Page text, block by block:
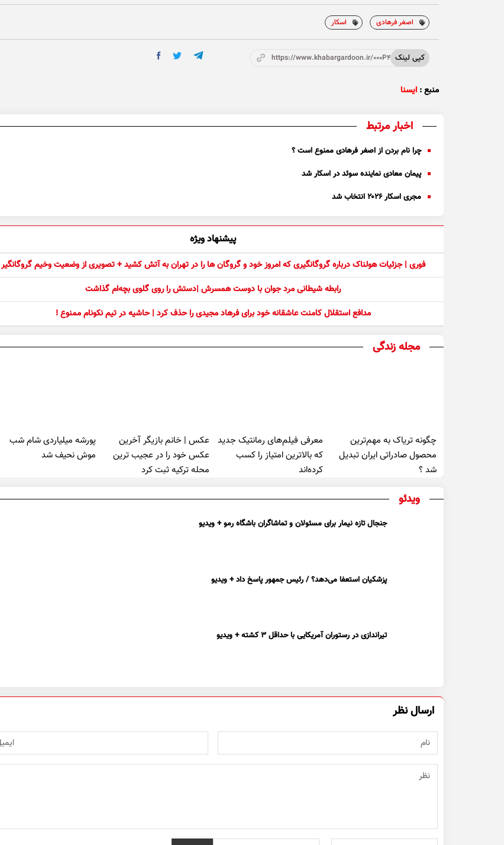
اصغر فرهادی اسکار
کپی لینکhttps://www.khabargardoon.ir/000P4p
منبع : ایسنا
اخبار مرتبط
چرا نام بردن از اصغر فرهادی ممنوع است ؟
پیمان معادی نماینده سوئد در اسکار شد
مجری اسکار ۲۰۲۶ انتخاب شد
پیشنهاد ویژه
فوری | جزئیات هولناک درباره گروگانگیری که امروز خود و گروگان ها را در تهران به آتش کشید + تصویری از وضعیت وخیم گروگانگیر
رابطه شیطانی مرد جوان با دوست همسرش |دستش را روی گلوی بچه‌ام گذاشت
مدافع استقلال کامنت عاشقانه خود برای فرهاد مجیدی را حذف کرد | حاشیه در تیم نکونام ممنوع !
مجله زندگی
چگونه تریاک به مهم‌ترین
محصول صادراتی ایران تبدیل
شد ؟
معرفی فیلم‌های رمانتیک جدید
که بالاترین امتیاز را کسب
کرده‌اند
عکس | خانم بازیگر آخرین
عکس خود را در عجیب ترین
محله ترکیه ثبت کرد
پورشه میلیاردی شام شب
موش‌ نحیف شد
ویدئو
جنجال تازه نیمار برای مسئولان و تماشاگران باشگاه رمو + ویدیو
پزشکیان استعفا می‌دهد؟ / رئیس جمهور پاسخ داد + ویدیو
تیراندازی در رستوران آمریکایی با حداقل ۳ کشته + ویدیو
ارسال نظر